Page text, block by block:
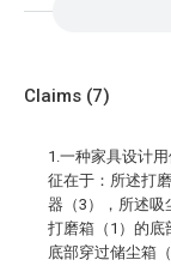
Claims (7)
1.一种家具设计
征在于：所述打
器（3），所述吸
打磨箱（1）的底
底部穿过储尘箱